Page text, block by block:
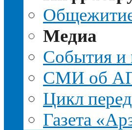
Медиа
События и
СМИ об
Цикл
Газета